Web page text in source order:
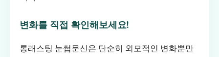
변화를 직접 확인해보세요!
롱래스팅 눈썹문신은 단순히 외모적인 변화뿐만